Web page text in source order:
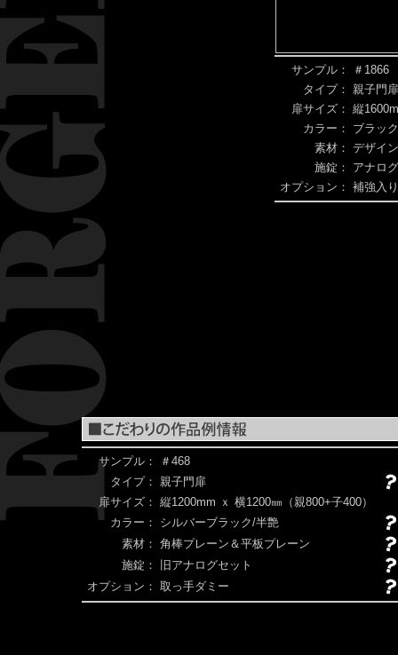
サンプル：
＃1866
タイプ： 親子門扉
扉サイズ： 縦
カラー：
ブラッ
素材： デザイ
施錠：
アナロ
オプション： 補強入
サンプル：
＃468
タイプ： 親子門扉
扉サイズ： 縦1200mm ｘ 横1200㎜（親800+子400）
カラー：
シルバーブラック/半艶
素材： 角棒プレーン＆平板プレーン
施錠：
旧アナログセット
オプション： 取っ手ダミー